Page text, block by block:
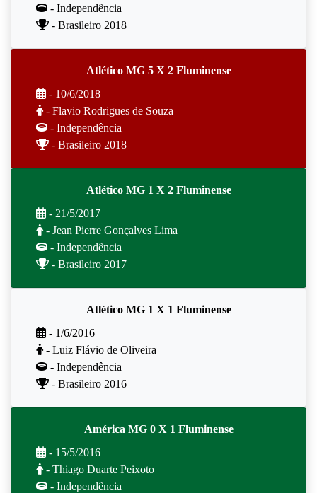
- Independência
- Brasileiro 2018
Atlético MG 5 X 2 Fluminense
- 10/6/2018
- Flavio Rodrigues de Souza
- Independência
- Brasileiro 2018
Atlético MG 1 X 2 Fluminense
- 21/5/2017
- Jean Pierre Gonçalves Lima
- Independência
- Brasileiro 2017
Atlético MG 1 X 1 Fluminense
- 1/6/2016
- Luiz Flávio de Oliveira
- Independência
- Brasileiro 2016
América MG 0 X 1 Fluminense
- 15/5/2016
- Thiago Duarte Peixoto
- Independência